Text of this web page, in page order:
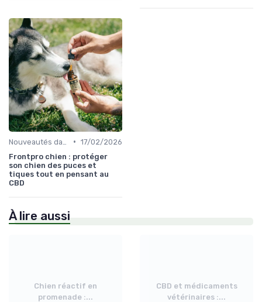
• 17/02/2026
Frontpro chien : protéger
son chien des puces et
tiques tout en pensant au
CBD
À lire aussi
Chien réactif en
promenade :...
CBD et médicaments
vétérinaires :...